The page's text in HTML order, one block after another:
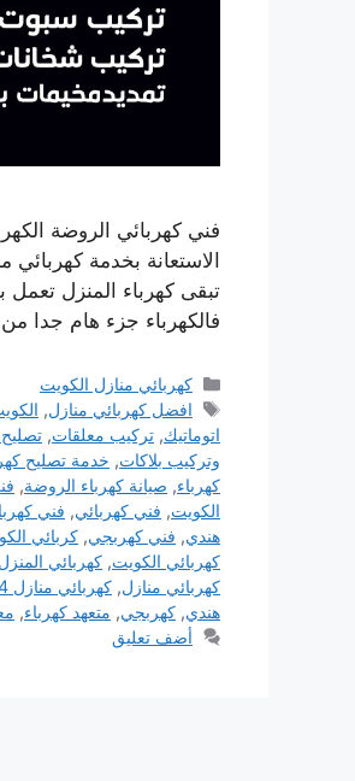
فني كهربائي الروضة
الاستعانة بخدمة
فالكهرباء جزء هام جدا
التصنيفات
كهربائي منازل الكويت
الوسوم
افضل كهربائي منازل,
اتوماتيك, تركيب معلقات,
وتركيب بلاكات, خدمة تصليح
كهرباء, صيانة كهرباء الروضة,
الكويت, فني كهربائي, فني
هندي, فني كهربجي, كربائي
كهربائي الكويت, كهربائي
كهربائي منازل, كهربائي منازل 24 ساعة
هندي, كهربجي, متعهد كهرباء,
أضف تعليق